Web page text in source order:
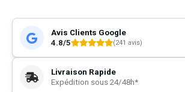
Avis Clients Google
4.8/5
(241 avis)
Livraison Rapide
Expédition sous 24/48h*